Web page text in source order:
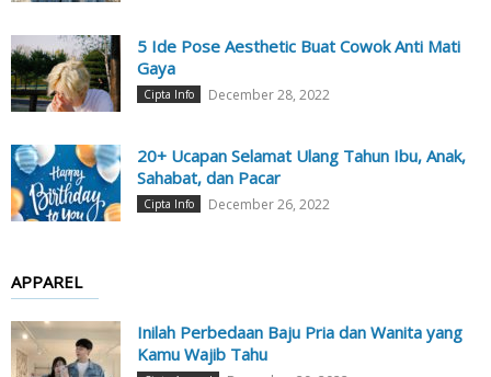
5 Ide Pose Aesthetic Buat Cowok Anti Mati
Gaya
Cipta Info December 28, 2022
20+ Ucapan Selamat Ulang Tahun Ibu, Anak,
Sahabat, dan Pacar
Cipta Info December 26, 2022
APPAREL
Inilah Perbedaan Baju Pria dan Wanita yang
Kamu Wajib Tahu